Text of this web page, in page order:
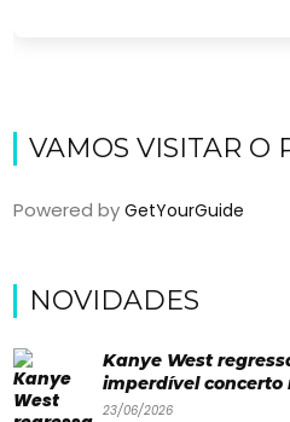
VAMOS VISITAR O
Powered byGetYourGuide
NOVIDADES
Kanye West
imperdível concerto
23/06/2026